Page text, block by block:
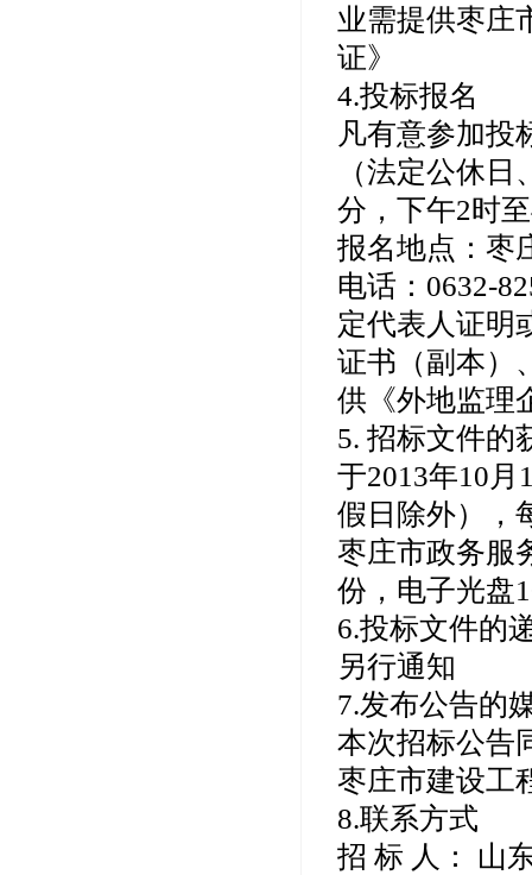
业需提供枣庄
证》
4.投标报名
凡有意参加投
（法定公休
分，下午2
报名地点：枣
电话：0632-
定代表人证明
证书（副本）
供《外地监理
5. 招标文件的
于2013年10月
假日除外），
枣庄市政务服
份，电子光盘
6.投标文件的
另行通知
7.发布公告的
本次招标公告
枣庄市建设工
8.联系方式
招 标 人： 山